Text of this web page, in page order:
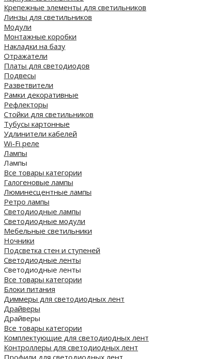
Крепежные элементы для светильников
Линзы для светильников
Модули
Монтажные коробки
Накладки на базу
Отражатели
Платы для светодиодов
Подвесы
Разветвители
Рамки декоративные
Рефлекторы
Стойки для светильников
Тубусы картонные
Удлинители кабелей
Wi-Fi реле
Лампы
Лампы
Все товары категории
Галогеновые лампы
Люминесцентные лампы
Ретро лампы
Светодиодные лампы
Светодиодные модули
Мебельные светильники
Ночники
Подсветка стен и ступеней
Светодиодные ленты
Светодиодные ленты
Все товары категории
Блоки питания
Диммеры для светодиодных лент
Драйверы
Драйверы
Все товары категории
Комплектующие для светодиодных лент
Контроллеры для светодиодных лент
Профили для светодиодных лент